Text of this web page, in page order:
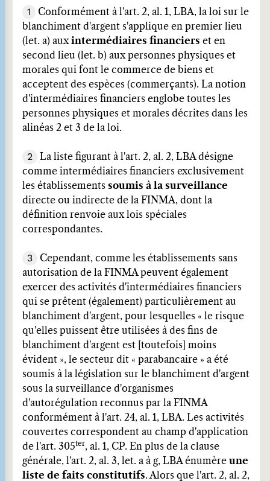
1
Conformément à l'art. 2, al. 1, LBA, la loi sur le
blanchiment d'argent s'applique en premier lieu
(let. a) aux intermédiaires financiers et en
second lieu (let. b) aux personnes physiques et
morales qui font le commerce de biens et
acceptent des espèces (commerçants). La notion
d'intermédiaires financiers englobe toutes les
personnes physiques et morales décrites dans les
alinéas 2 et 3 de la loi.
2
La liste figurant à l'art. 2, al. 2, LBA désigne
comme intermédiaires financiers exclusivement
les établissements soumis à la surveillance
directe ou indirecte de la FINMA, dont la
définition renvoie aux lois spéciales
correspondantes.
3
Cependant, comme les établissements sans
autorisation de la FINMA peuvent également
exercer des activités d'intermédiaires financiers
qui se prêtent (également) particulièrement au
blanchiment d'argent, pour lesquelles « le risque
qu'elles puissent être utilisées à des fins de
blanchiment d'argent est [toutefois] moins
évident », le secteur dit « parabancaire » a été
soumis à la législation sur le blanchiment d'argent
sous la surveillance d'organismes
d'autorégulation reconnus par la FINMA
conformément à l'art. 24, al. 1, LBA. Les activités
couvertes correspondent au champ d'application
de l'art. 305ter, al. 1, CP. En plus de la clause
générale, l'art. 2, al. 3, let. a à g, LBA énumère une
liste de faits constitutifs. Alors que l'art. 2, al. 2,